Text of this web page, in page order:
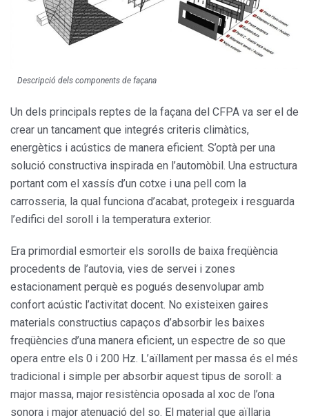
Descripció dels components de façana
Un dels principals reptes de la façana del CFPA va ser el de
crear un tanca­ment que integrés criteris climàtics,
energètics i acústics de manera eficient. S’optà per una
solució constructiva inspirada en l’automòbil. Una estructura
portant com el xassís d’un cotxe i una pell com la
carrosseria, la qual funcio­na d’acabat, protegeix i resguarda
l’edifici del soroll i la temperatura exterior.
Era primordial esmorteir els sorolls de baixa freqüència
procedents de l’au­tovia, vies de servei i zones
estacionament perquè es pogués desenvolupar amb
confort acústic l’activitat docent. No existeixen gaires
materials cons­tructius capaços d’absorbir les baixes
freqüències d’una manera eficient, un espectre de so que
opera entre els 0 i 200 Hz. L’aïllament per massa és el més
tradicional i simple per absorbir aquest tipus de soroll: a
major massa, major resistència oposada al xoc de l’ona
sonora i major atenuació del so. El material que aïllaria